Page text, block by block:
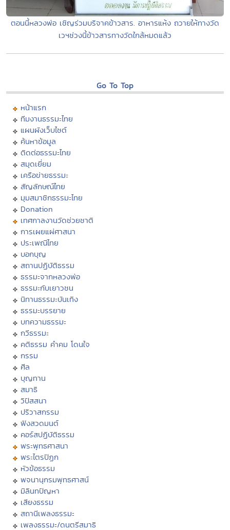
ตอนนี้หลวงพ่อ เชิญร่วมบริจาคข้าวสาร. อาหารแห้ง ถวายให้ทางวัด
เวฯช่วงนี้ข้าวสารทางวัดใกล้หมดแล้ว
Go To Top
หน้าแรก
ทีมงานธรรมะไทย
แผนผังเว็บไซต์
ค้นหาข้อมูล
ติดต่อธรรมะไทย
สมุดเยี่ยม
เครือข่ายธรรมะ
สัญลักษณ์ไทย
มุมสมาชิกธรรมะไทย
Donation
เทศกาลงานวัดช่วยชาติ
การเผยแผ่ศาสนา
ประเพณีไทย
บอกบุญ
สถานปฏิบัติธรรม
ธรรมะจากหลวงพ่อ
ธรรมะกับเยาวชน
นิทานธรรมะบันเทิง
ธรรมะบรรยาย
บทความธรรมะ
กวีธรรมะ
คติธรรม คำคม โดนใจ
กรรม
ศีล
บุญทาน
สมาธิ
วิปัสสนา
ปริวาสกรรม
ฟังสวดมนต์
คอร์สปฏิบัติธรรม
พระพุทธศาสนา
พระไตรปิฏก
หัวข้อธรรม
พจนานุกรมพุทธศาสน์
มิลินทปัญหา
เสียงธรรม
สถานีเพลงธรรมะ
เพลงธรรมะ/ดนตรีสมาธิ